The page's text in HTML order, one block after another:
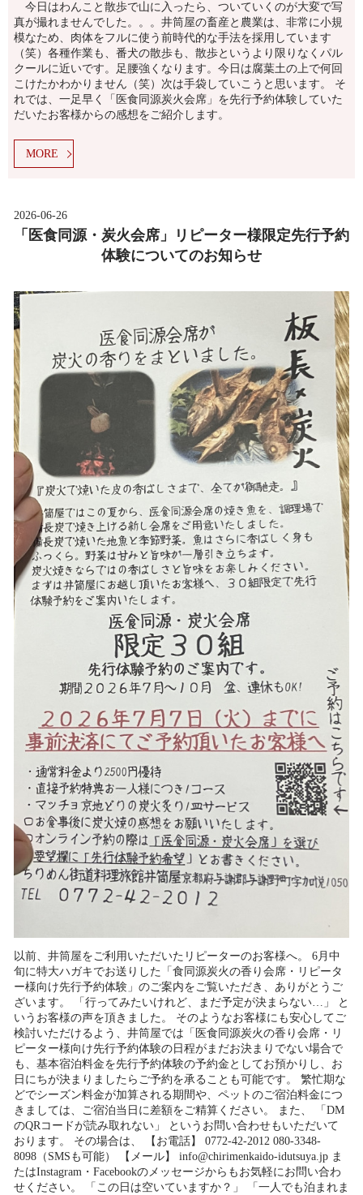
今日はわんこと散歩で山に入ったら、ついていくのが大変で写
真が撮れませんでした。。。井筒屋の畜産と農業は、非常に小規
模なため、肉体をフルに使う前時代的な手法を採用しています
（笑）各種作業も、番犬の散歩も、散歩というより限りなくパル
クールに近いです。足腰強くなります。今日は腐葉土の上で何回
こけたかわかりません（笑）次は手袋していこうと思います。 そ
れでは、一足早く「医食同源炭火会席」を先行予約体験していた
だいたお客様からの感想をご紹介します。
MORE
2026-06-26
「医食同源・炭火会席」リピーター様限定先行予約
体験についてのお知らせ
以前、井筒屋をご利用いただいたリピーターのお客様へ。 6月中
旬に特大ハガキでお送りした「食同源炭火の香り会席・リピータ
ー様向け先行予約体験」のご案内をご覧いただき、ありがとうご
ざいます。 「行ってみたいけれど、まだ予定が決まらない…」 と
いうお客様の声を頂きました。 そのようなお客様にも安心してご
検討いただけるよう、井筒屋では「医食同源炭火の香り会席・リ
ピーター様向け先行予約体験の日程がまだお決まりでない場合で
も、基本宿泊料金を先行予約体験の予約金としてお預かりし、お
日にちが決まりましたらご予約を承ることも可能です。 繁忙期な
どでシーズン料金が加算される期間や、ペットのご宿泊料金につ
きましては、ご宿泊当日に差額をご精算ください。 また、 「DM
のQRコードが読み取れない」 というお問い合わせもいただいて
おります。 その場合は、 【お電話】 0772-42-2012 080-3348-
8098（SMSも可能） 【メール】 info@chirimenkaido-idutsuya.jp ま
たはInstagram・Facebookのメッセージからもお気軽にお問い合わ
せください。 「この日は空いていますか？」 「一人でも泊まれま